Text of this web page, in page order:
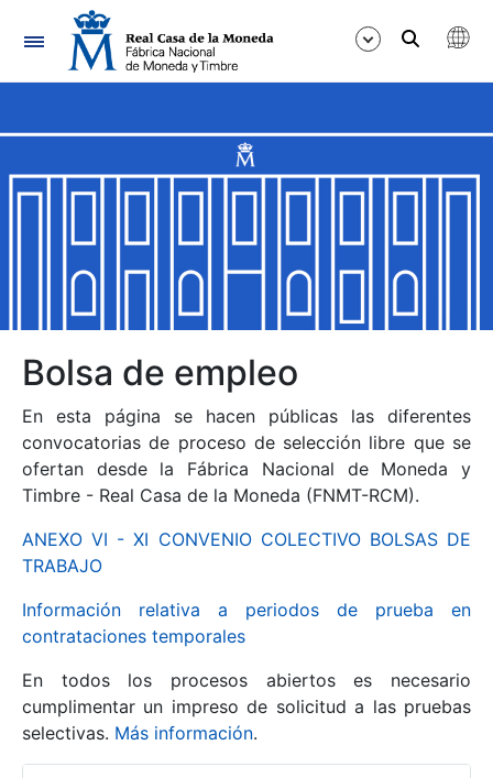
Navegación
Mostrar/Ocultar
Mostrar/Ocultar
Mostrar/Ocultar
Mostrar/Ocultar
Mostrar/Ocultar
Bolsa de empleo
En esta página se hacen públicas las diferentes
convocatorias de proceso de selección libre que se
ofertan desde la Fábrica Nacional de Moneda y
Timbre - Real Casa de la Moneda (FNMT-RCM).
ANEXO VI - XI CONVENIO COLECTIVO BOLSAS DE
TRABAJO
Información relativa a periodos de prueba en
contrataciones temporales
En todos los procesos abiertos es necesario
cumplimentar un impreso de solicitud a las pruebas
selectivas. Más información.